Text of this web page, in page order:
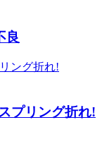
良
プリング折れ!